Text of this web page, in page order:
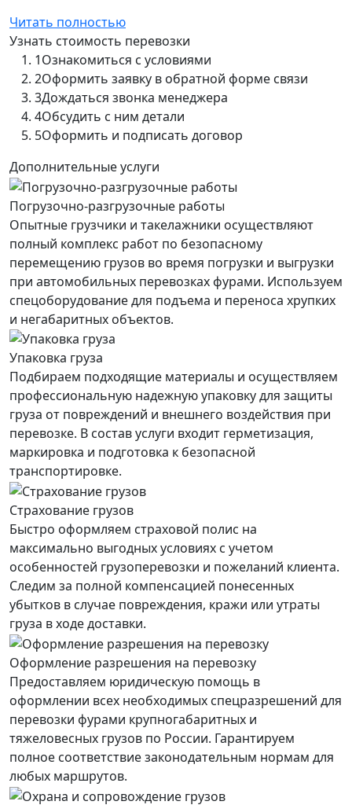
Читать полностью
Узнать стоимость перевозки
1Ознакомиться с условиями
2Оформить заявку в обратной форме связи
3Дождаться звонка менеджера
4Обсудить с ним детали
5Оформить и подписать договор
Дополнительные услуги
Погрузочно-разгрузочные работы
Опытные грузчики и такелажники осуществляют
полный комплекс работ по безопасному
перемещению грузов во время погрузки и выгрузки
при автомобильных перевозках фурами. Используем
спецоборудование для подъема и переноса хрупких
и негабаритных объектов.
Упаковка груза
Подбираем подходящие материалы и осуществляем
профессиональную надежную упаковку для защиты
груза от повреждений и внешнего воздействия при
перевозке. В состав услуги входит герметизация,
маркировка и подготовка к безопасной
транспортировке.
Страхование грузов
Быстро оформляем страховой полис на
максимально выгодных условиях с учетом
особенностей грузоперевозки и пожеланий клиента.
Следим за полной компенсацией понесенных
убытков в случае повреждения, кражи или утраты
груза в ходе доставки.
Оформление разрешения на перевозку
Предоставляем юридическую помощь в
оформлении всех необходимых спецразрешений для
перевозки фурами крупногабаритных и
тяжеловесных грузов по России. Гарантируем
полное соответствие законодательным нормам для
любых маршрутов.